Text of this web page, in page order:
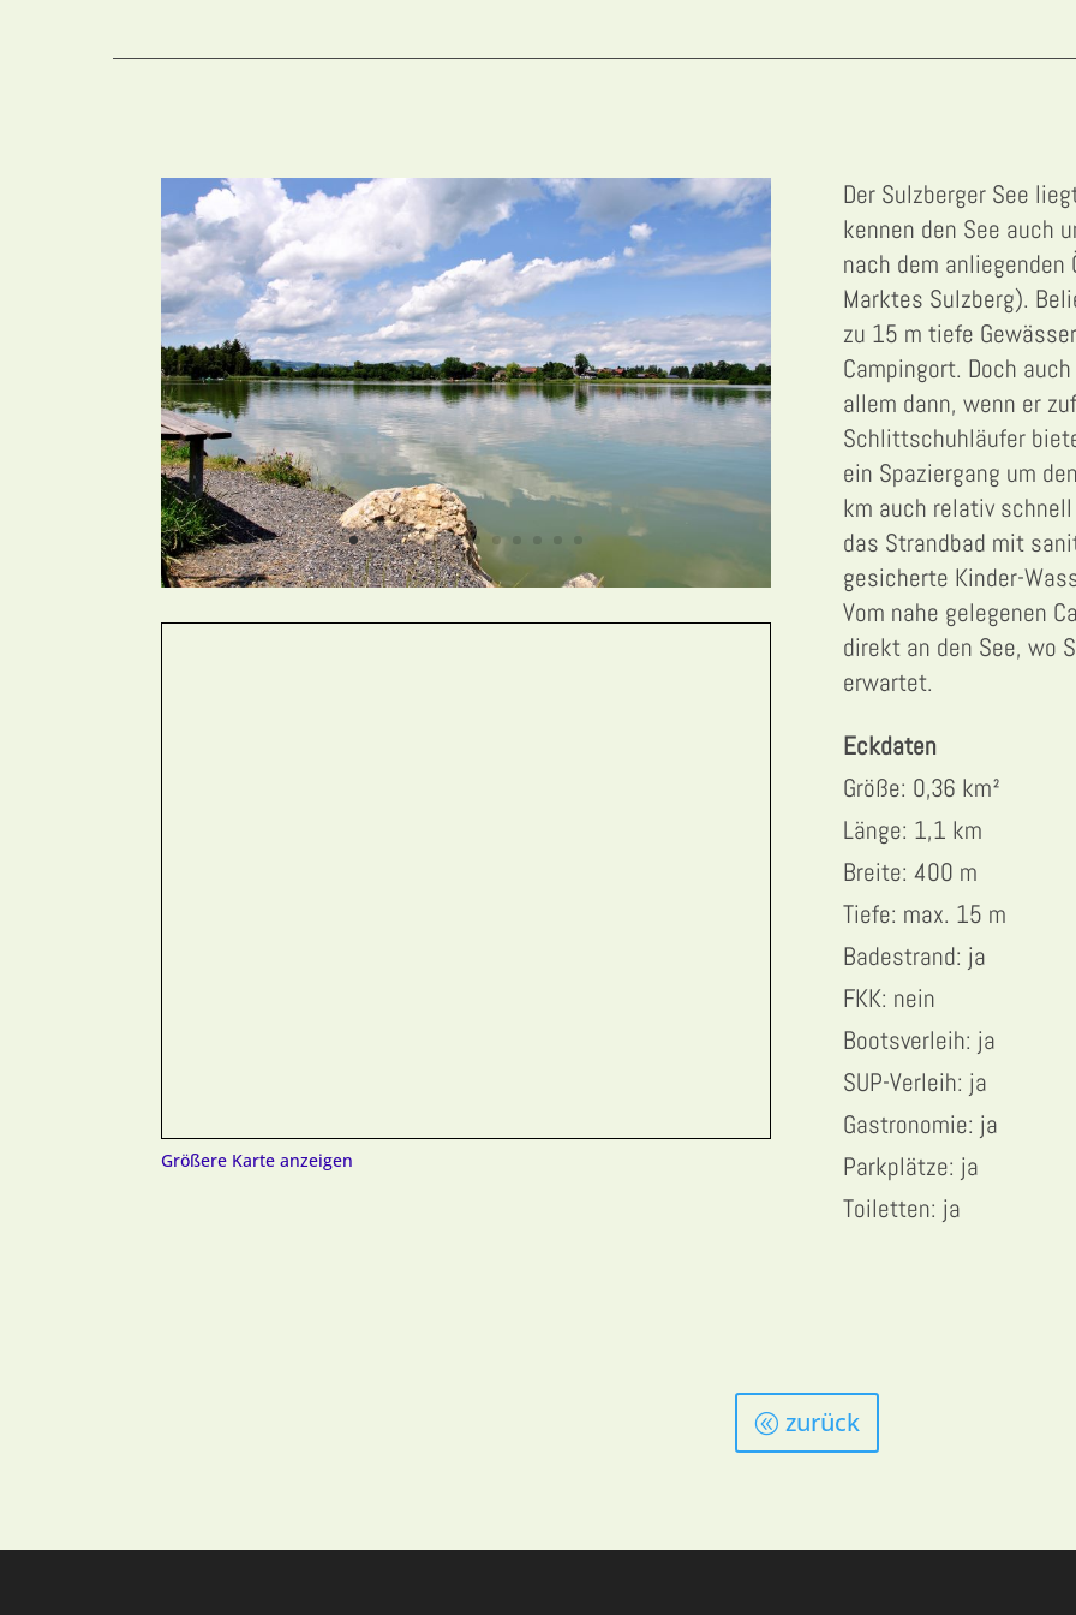
Größere Karte anzeigen
Der Sulzberger See
kennen den See auch
nach dem
Marktes Sulzberg).
zu 15 m tiefe
Campingort. Doch
allem dann, wenn er
Schlittschuhläufer
ein Spaziergang um
km auch relativ
das Strandbad mit
gesicherte Kinder-
Vom nahe gelegenen
direkt an den See, wo
erwartet.
Eckdaten
Größe: 0,36 km²
Länge: 1,1 km
Breite: 400 m
Tiefe: max. 15 m
Badestrand: ja
FKK: nein
Bootsverleih: ja
SUP-Verleih: ja
Gastronomie: ja
Parkplätze: ja
Toiletten: ja
zurück